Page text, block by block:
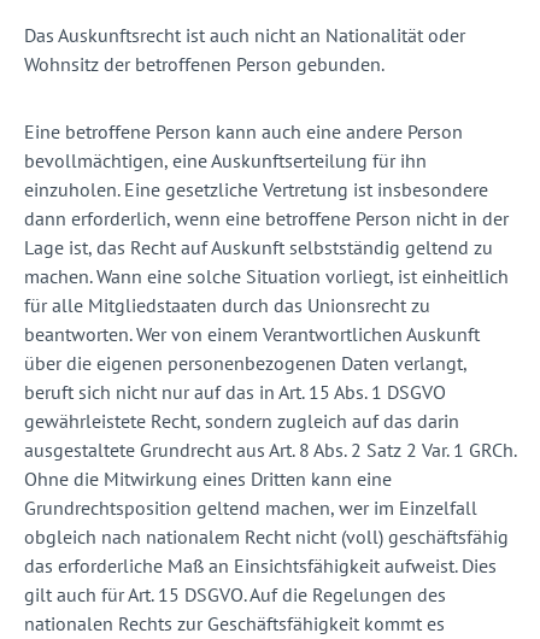
Das Auskunftsrecht ist auch nicht an Nationalität oder
Wohnsitz der betroffenen Person gebunden.
Eine betroffene Person kann auch eine andere Person
bevollmächtigen, eine Auskunftserteilung für ihn
einzuholen. Eine gesetzliche Vertretung ist insbesondere
dann erforderlich, wenn eine betroffene Person nicht in der
Lage ist, das Recht auf Auskunft selbstständig geltend zu
machen. Wann eine solche Situation vorliegt, ist einheitlich
für alle Mitgliedstaaten durch das Unionsrecht zu
beantworten. Wer von einem Verantwortlichen Auskunft
über die eigenen personenbezogenen Daten verlangt,
beruft sich nicht nur auf das in Art. 15 Abs. 1 DSGVO
gewährleistete Recht, sondern zugleich auf das darin
ausgestaltete Grundrecht aus Art. 8 Abs. 2 Satz 2 Var. 1 GRCh.
Ohne die Mitwirkung eines Dritten kann eine
Grundrechtsposition geltend machen, wer im Einzelfall
obgleich nach nationalem Recht nicht (voll) geschäftsfähig
das erforderliche Maß an Einsichtsfähigkeit aufweist. Dies
gilt auch für Art. 15 DSGVO. Auf die Regelungen des
nationalen Rechts zur Geschäftsfähigkeit kommt es